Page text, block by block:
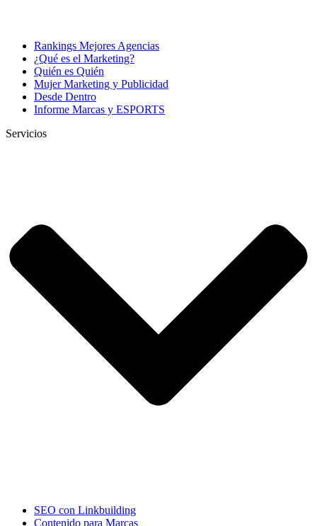
Rankings Mejores Agencias
¿Qué es el Marketing?
Quién es Quién
Mujer Marketing y Publicidad
Desde Dentro
Informe Marcas y ESPORTS
Servicios
SEO con Linkbuilding
Contenido para Marcas